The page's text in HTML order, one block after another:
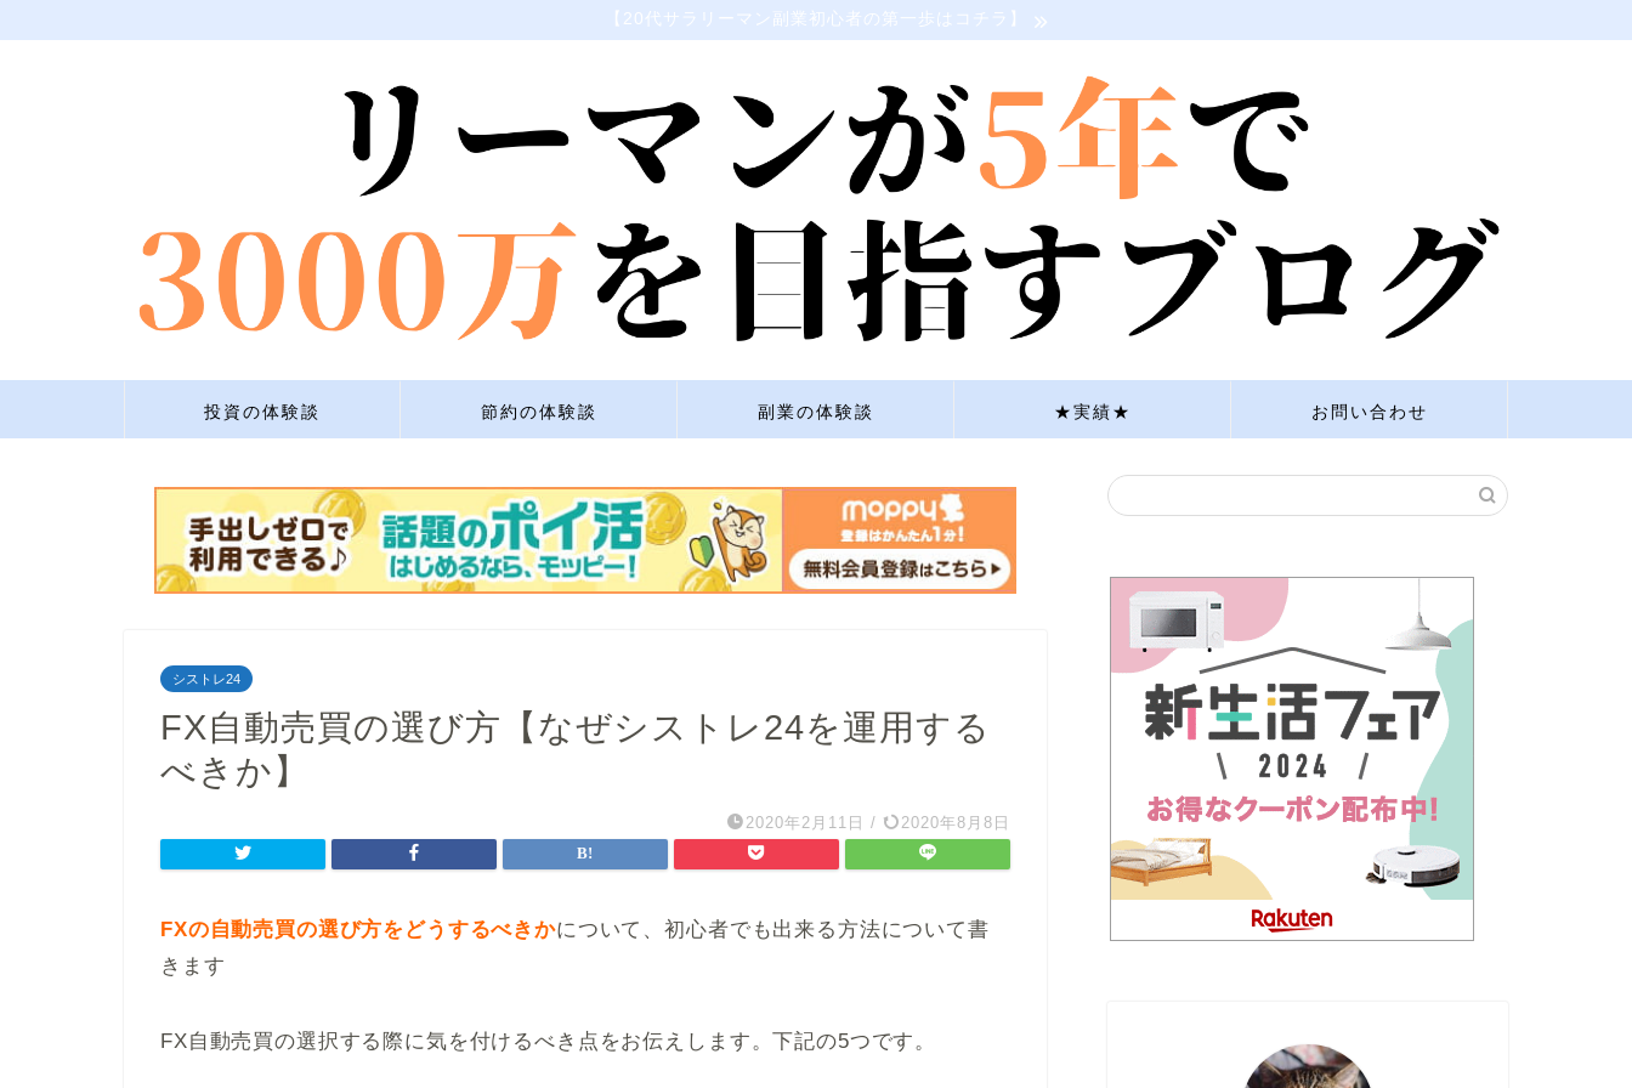
【20代サラリーマン副業初心者の第一歩はコチラ】
投資の体験談 節約の体験談 副業の体験談 ★実績★ お問い合わせ
シストレ24
FX自動売買の選び方【なぜシストレ24を運用する
べきか】
2020年2月11日 / 2020年8月8日
FXの自動売買の選び方をどうするべきかについて、初心者でも出来る方法について書
きます
FX自動売買の選択する際に気を付けるべき点をお伝えします。下記の5つです。